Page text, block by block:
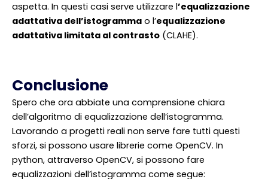
aspetta. In questi casi serve utilizzare l’equalizzazione
adattativa dell’istogramma o l’equalizzazione
adattativa limitata al contrasto (CLAHE).
Conclusione
Spero che ora abbiate una comprensione chiara
dell’algoritmo di equalizzazione dell’istogramma.
Lavorando a progetti reali non serve fare tutti questi
sforzi, si possono usare librerie come OpenCV. In
python, attraverso OpenCV, si possono fare
equalizzazioni dell’istogramma come segue: